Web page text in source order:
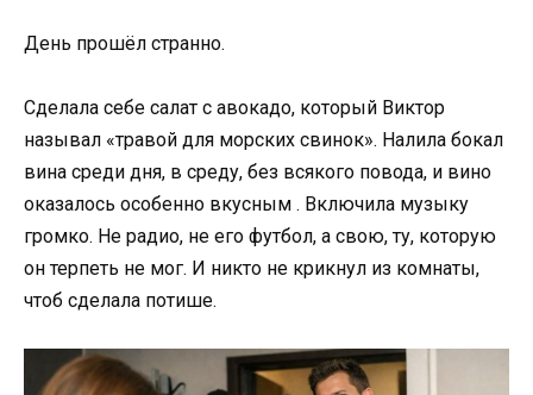
День прошёл странно.
Сделала себе салат с авокадо, который Виктор
называл «травой для морских свинок». Налила бокал
вина среди дня, в среду, без всякого повода, и вино
оказалось особенно вкусным . Включила музыку
громко. Не радио, не его футбол, а свою, ту, которую
он терпеть не мог. И никто не крикнул из комнаты,
чтоб сделала потише.